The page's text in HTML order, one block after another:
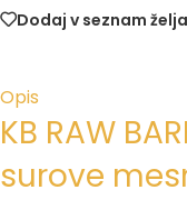
Dodaj v seznam želja
Opis
KB RAW
surove